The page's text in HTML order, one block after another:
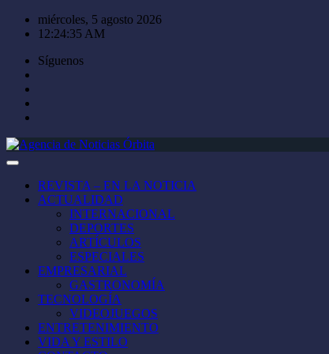
Saltar
miércoles, 5 agosto 2026
12:24:36 AM
Síguenos
REVISTA – EN LA NOTICIA
ACTUALIDAD
INTERNACIONAL
DEPORTES
ARTÍCULOS
ESPECIALES
EMPRESARIAL
GASTRONOMÍA
TECNOLOGÍA
VIDEOJUEGOS
ENTRETENIMIENTO
VIDA Y ESTILO